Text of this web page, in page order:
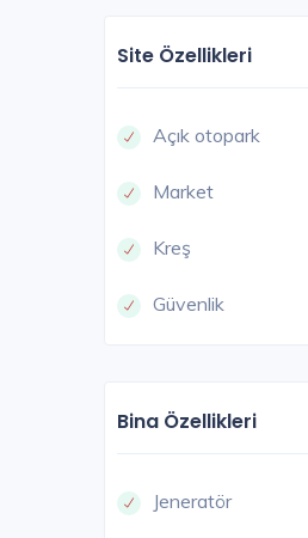
Site Özellikleri
Açık otopark
Market
Kreş
Güvenlik
Bina Özellikleri
Jeneratör